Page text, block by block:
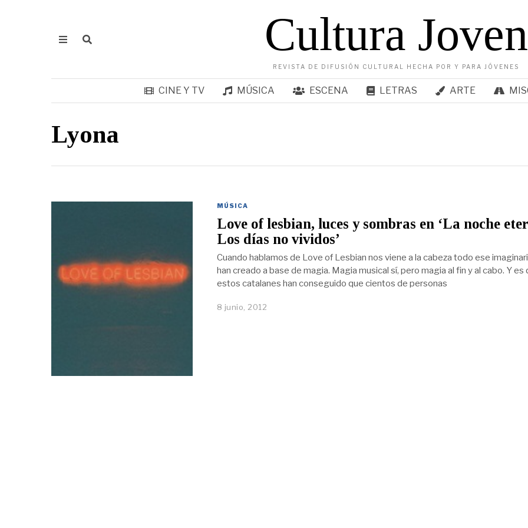
Cultura Joven
REVISTA DE DIFUSIÓN CULTURAL HECHA POR Y PARA JÓVENES
CINE Y TV MÚSICA ESCENA LETRAS ARTE
Lyona
MÚSICA
Love of lesbian, luces y sombras en ‘La noche
Los días no vividos’
Cuando hablamos de Love of Lesbian nos viene a la cabeza todo ese
han creado a base de magia. Magia musical sí, pero magia al fin y al cabo. Y es
estos catalanes han conseguido que cientos de personas
8 junio, 2012